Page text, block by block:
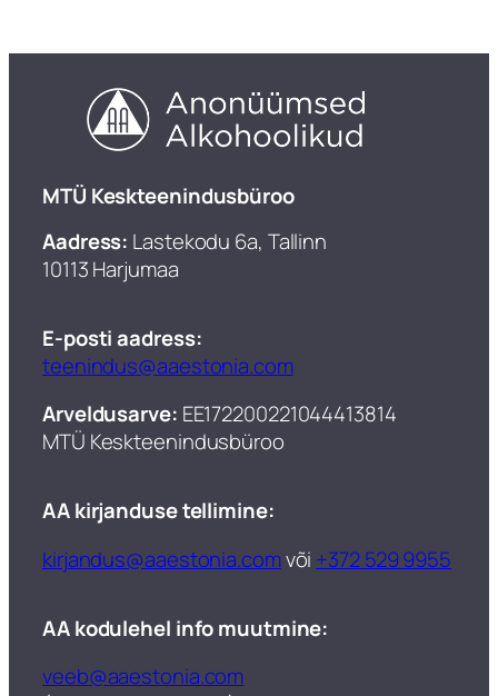
​MTÜ Keskteenindusbüroo
Aadress: Lastekodu 6a, Tallinn
10113 Harjumaa
E-posti aadress:
teenindus@aaestonia.com
Arveldusarve: EE172200221044413814
MTÜ Keskteenindusbüroo​
AA kirjanduse tellimine:
kirjandus@aaestonia.comvõi +372 529 9955
AA kodulehel info muutmine:
veeb@aaestonia.com